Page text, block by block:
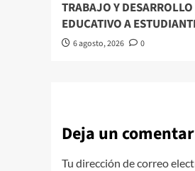
TRABAJO Y DESARROLLO
EDUCATIVO A
6 agosto, 2026 0
Deja un
Tu dirección de correo